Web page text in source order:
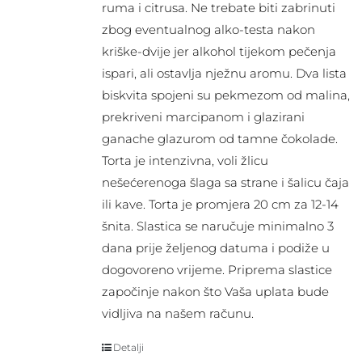
ruma i citrusa. Ne trebate biti zabrinuti
zbog eventualnog alko-testa nakon
kriške-dvije jer alkohol tijekom pečenja
ispari, ali ostavlja nježnu aromu. Dva lista
biskvita spojeni su pekmezom od malina,
prekriveni marcipanom i glazirani
ganache glazurom od tamne čokolade.
Torta je intenzivna, voli žlicu
nešećerenoga šlaga sa strane i šalicu čaja
ili kave. Torta je promjera 20 cm za 12-14
šnita. Slastica se naručuje minimalno 3
dana prije željenog datuma i podiže u
dogovoreno vrijeme. Priprema slastice
započinje nakon što Vaša uplata bude
vidljiva na našem računu.
Detalji